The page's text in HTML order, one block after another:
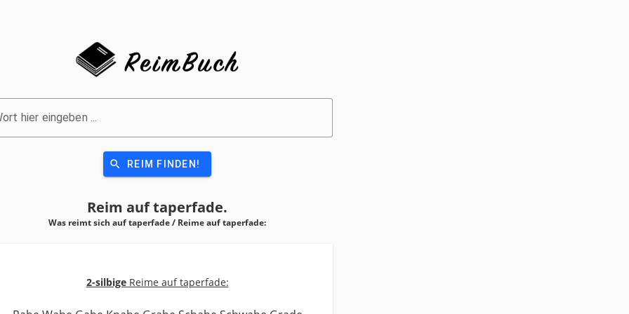
hier eingeben ...
search REIM FINDEN!
Reim auftaperfade.
Was reimt sich auf taperfade / Reime auftaperfade:
2-silbigeReime auf taperfade: